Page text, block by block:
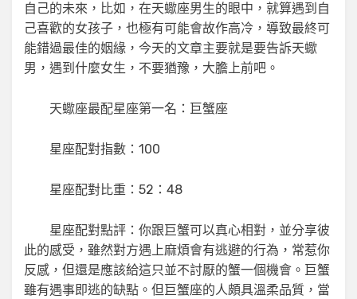
自己的未來，比如，在天蠍座男生的眼中，就算遇到自
己喜歡的女孩子，也極有可能會故作高冷，導致最終可
能錯過最佳的姻緣，今天的文章主要就是要告訴天蠍
男，遇到什麼女生，不要猶豫，大膽上前吧。
天蠍座最配星座第一名：巨蟹座
星座配對指數：100
星座配對比重：52：48
星座配對點評：你跟巨蟹可以真心相對，並分享彼
此的感受，雖然對方遇上麻煩會有逃避的行為，常惹你
反感，但還是應該給這只並不討厭的蟹一個機會。巨蟹
雖有遇事即逃的缺點。但巨蟹座的人頗具溫柔品質，當